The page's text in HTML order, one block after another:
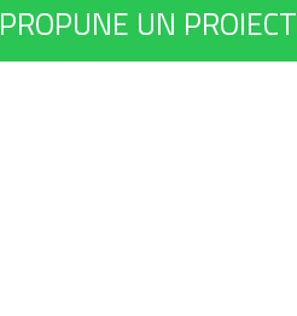
PROPUNE UN PROIECT